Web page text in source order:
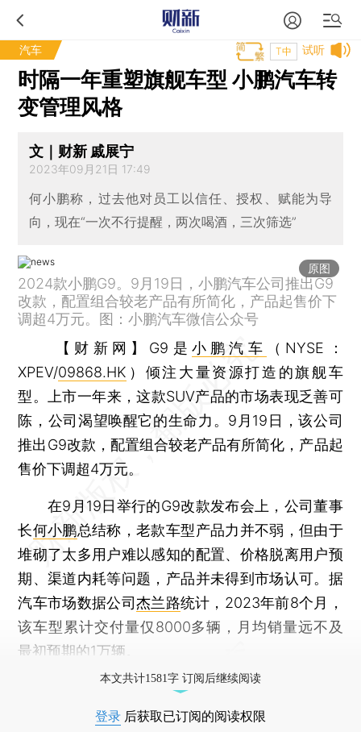
汽车 试听
T中
时隔一年重塑旗舰车型 小鹏汽车转
变管理风格
文｜财新 戚展宁
2023年09月21日 17:49
何小鹏称，过去他对员工以信任、授权、赋能为导
向，现在“一次不行提醒，两次喝酒，三次筛选”
原图
2024款小鹏G9。9月19日，小鹏汽车公司推出G9
改款，配置组合较老产品有所简化，产品起售价下
调超4万元。图：小鹏汽车微信公众号
【财新网】 G9是 小鹏汽车
（NYSE：
XPEV/09868.HK ）倾注大量资源打造的旗舰车
型。上市一年来，这款SUV产品的市场表现乏善可
陈，公司渴望唤醒它的生命力。9月19日，该公司
推出G9改款，配置组合较老产品有所简化，产品起
售价下调超4万元。
在9月19日举行的G9改款发布会上，公司董事
长何小鹏总结称，老款车型产品力并不弱，但由于
堆砌了太多用户难以感知的配置、价格脱离用户预
期、渠道内耗等问题，产品并未得到市场认可。据
汽车市场数据公司杰兰路统计，2023年前8个月，
该车型累计交付量仅8000多辆，月均销量远不及
最初预期的1万辆。
本文共计1581字 订阅后继续阅读
登录 后获取已订阅的阅读权限